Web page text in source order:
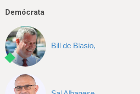
Demócrata
Bill de Blasio,